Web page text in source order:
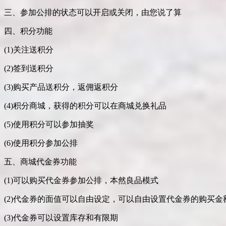
三、参加公排的状态可以开启或关闭，由您说了算
四、积分功能
(1)关注送积分
(2)签到送积分
(3)购买产品送积分，返佣返积分
(4)积分商城，获得的积分可以在商城兑换礼品
(5)使用积分可以参加抽奖
(6)使用积分参加公排
五、商城代金券功能
(1)可以购买代金券参加公排，本然良品模式
(2)代金券的面值可以自由设定，可以自由设置代金券的购买金
(3)代金券可以设置库存和有限期